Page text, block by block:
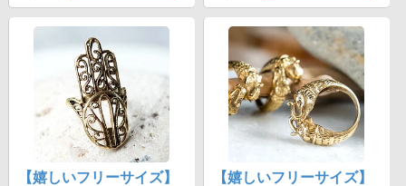
【嬉しいフリーサイズ】
【嬉しいフリーサイズ】